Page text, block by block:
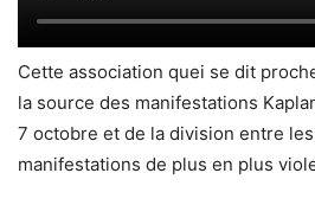
Cette association quei se dit
la source des manifestations
7 octobre et de la division entre
manifestations de plus en plus